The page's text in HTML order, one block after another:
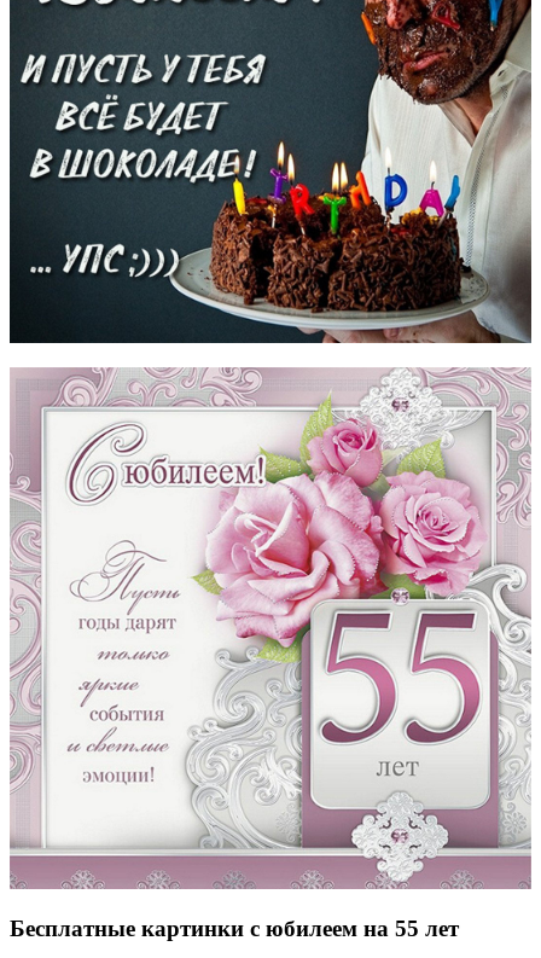
Бесплатные картинки с юбилеем на 55 лет